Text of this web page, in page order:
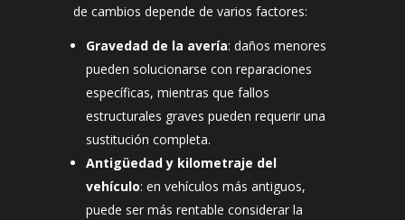
de cambios depende de varios factores:
Gravedad de la avería: daños menores
pueden solucionarse con reparaciones
específicas, mientras que fallos
estructurales graves pueden requerir una
sustitución completa.
Antigüedad y kilometraje del
vehículo: en vehículos más antiguos,
puede ser más rentable considerar la